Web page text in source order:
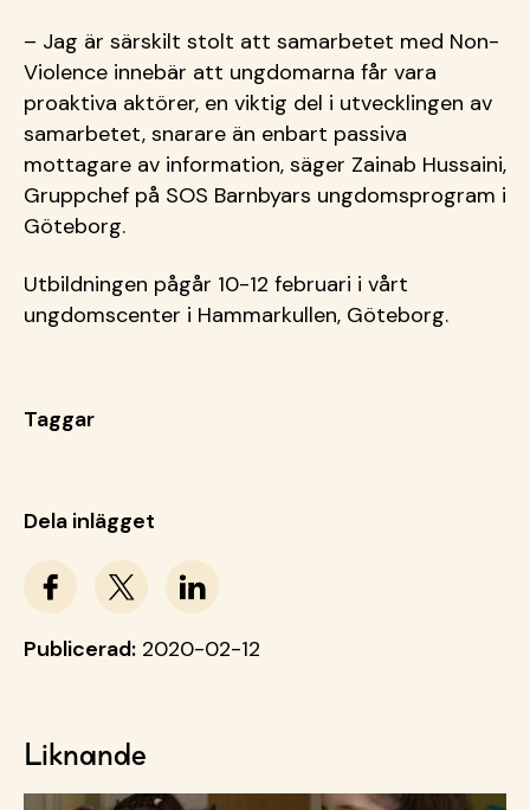
– Jag är särskilt stolt att samarbetet med Non-
Violence innebär att ungdomarna får vara
proaktiva aktörer, en viktig del i utvecklingen av
samarbetet, snarare än enbart passiva
mottagare av information, säger Zainab Hussaini,
Gruppchef på SOS Barnbyars ungdomsprogram i
Göteborg.
Utbildningen pågår 10-12 februari i vårt
ungdomscenter i Hammarkullen, Göteborg.
Taggar
Dela inlägget
Publicerad: 2020-02-12
Liknande